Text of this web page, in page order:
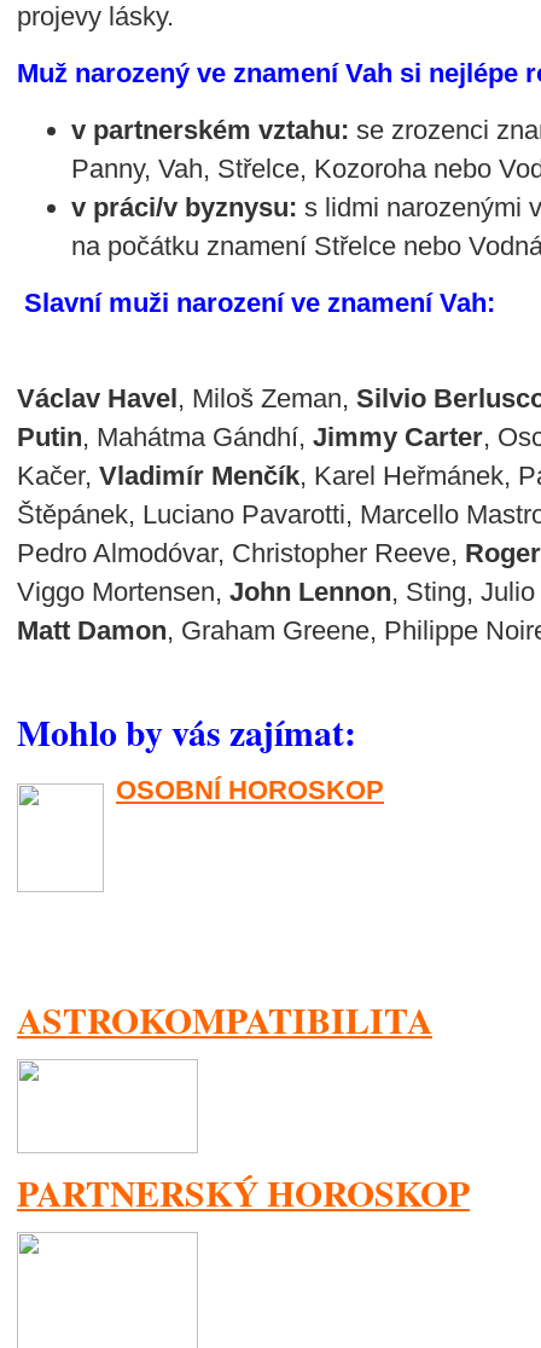
projevy lásky.
Muž narozený ve znamení Vah si nejlépe
v partnerském vztahu: se zrozenci
Panny, Vah, Střelce, Kozoroha nebo
v práci/v byznysu: s lidmi narozenými
na počátku znamení Střelce nebo
Slavní muži narození ve znamení Vah:
Václav Havel, Miloš Zeman, Silvio
Putin, Mahátma Gándhí, Jimmy Carter,
Kačer, Vladimír Menčík, Karel Heřmánek,
Štěpánek, Luciano Pavarotti, Marcello
Pedro Almodóvar, Christopher Reeve,
Viggo Mortensen, John Lennon, Sting,
Matt Damon, Graham Greene, Philippe
Mohlo by vás zajímat:
OSOBNÍ HOROSKOP
ASTROKOMPATIBILITA
PARTNERSKÝ HOROSKOP